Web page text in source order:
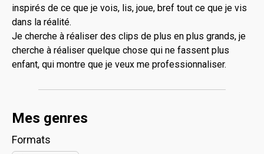
inspirés de ce que je vois, lis, joue, bref tout ce que je vis
dans la réalité.
Je cherche à réaliser des clips de plus en plus grands, je
cherche à réaliser quelque chose qui ne fassent plus
enfant, qui montre que je veux me professionnaliser.
Mes genres
Formats